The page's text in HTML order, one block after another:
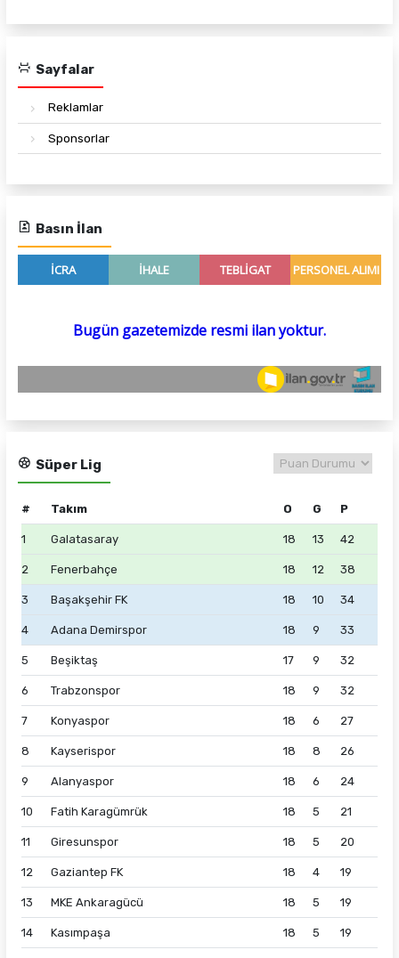
Sayfalar
Reklamlar
Sponsorlar
Basın İlan
Süper Lig
# Takım O G P
1 Galatasaray 18 13 42
2 Fenerbahçe 18 12 38
3 Başakşehir FK 18 10 34
4 Adana Demirspor 18 9 33
5 Beşiktaş 17 9 32
6 Trabzonspor 18 9 32
7 Konyaspor 18 6 27
8 Kayserispor 18 8 26
9 Alanyaspor 18 6 24
10 Fatih Karagümrük 18 5 21
11 Giresunspor 18 5 20
12 Gaziantep FK 18 4 19
13 MKE Ankaragücü 18 5 19
14 Kasımpaşa 18 5 19